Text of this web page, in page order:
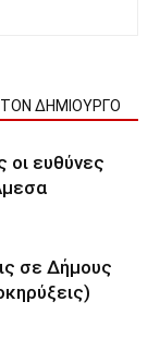
ΔΗΜΙΟΥΡΓΟ
οι ευθύνες
σε Δήμους